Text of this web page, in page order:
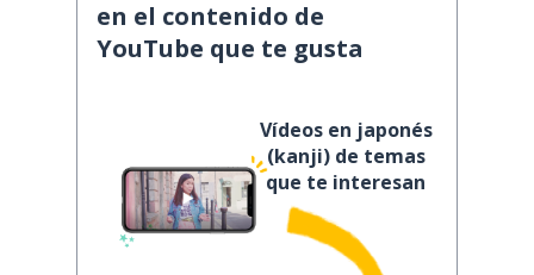
en el contenido de
YouTube que te gusta
Vídeos en japonés
(kanji) de temas
que te interesan